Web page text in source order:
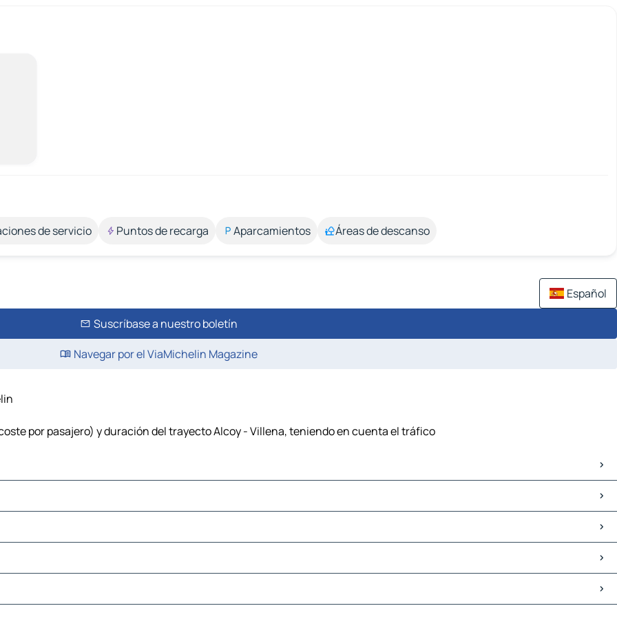
de servicio Puntos de recarga Aparcamientos Áreas de descanso
Español
Suscríbase a nuestro boletín
Navegar por el ViaMichelin Magazine
por pasajero) y duración del trayecto Alcoy - Villena, teniendo en cuenta el tráfico